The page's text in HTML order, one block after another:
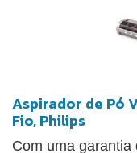
Aspirador de Pó
Fio, Philips
Com uma garantia